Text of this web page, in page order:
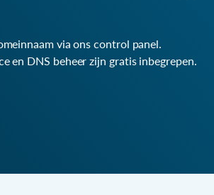
via ons control panel.
en DNS beheer zijn gratis inbegrepen.